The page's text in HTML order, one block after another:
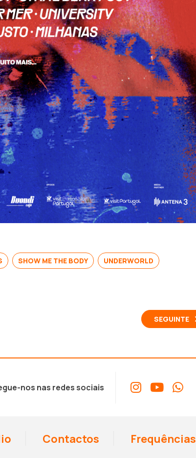
SHOW ME THE BODY UNDERWORLD
SEGUINTE
nos nas redes sociais
Contactos Frequências